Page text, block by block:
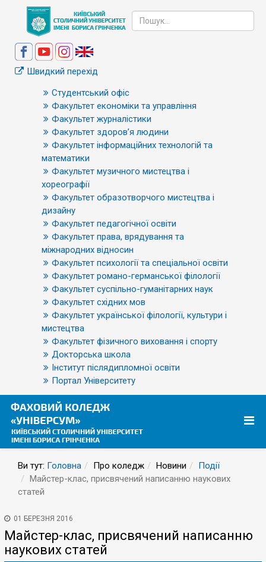
Швидкий перехід
Студентський офіс
Факультет економіки та управління
Факультет журналістики
Факультет здоров’я людини
Факультет інформаційних технологій та
математики
Факультет музичного мистецтва і
хореографії
Факультет образотворчого мистецтва і
дизайну
Факультет педагогічної освіти
Факультет права, врядування та
міжнародних відносин
Факультет психології та спеціальної освіти
Факультет романо-германської філології
Факультет суспільно-гуманітарних наук
Факультет східних мов
Факультет української філології, культури і
мистецтва
Факультет фізичного виховання і спорту
Докторська школа
Інститут післядипломної освіти
Портал Університету
Ви тут: Головна Про коледж Новини
Події
Майстер-клас, присвячений написанню наукових
статей
01 БЕРЕЗНЯ 2016
Майстер-клас, присвячений написанню
наукових статей